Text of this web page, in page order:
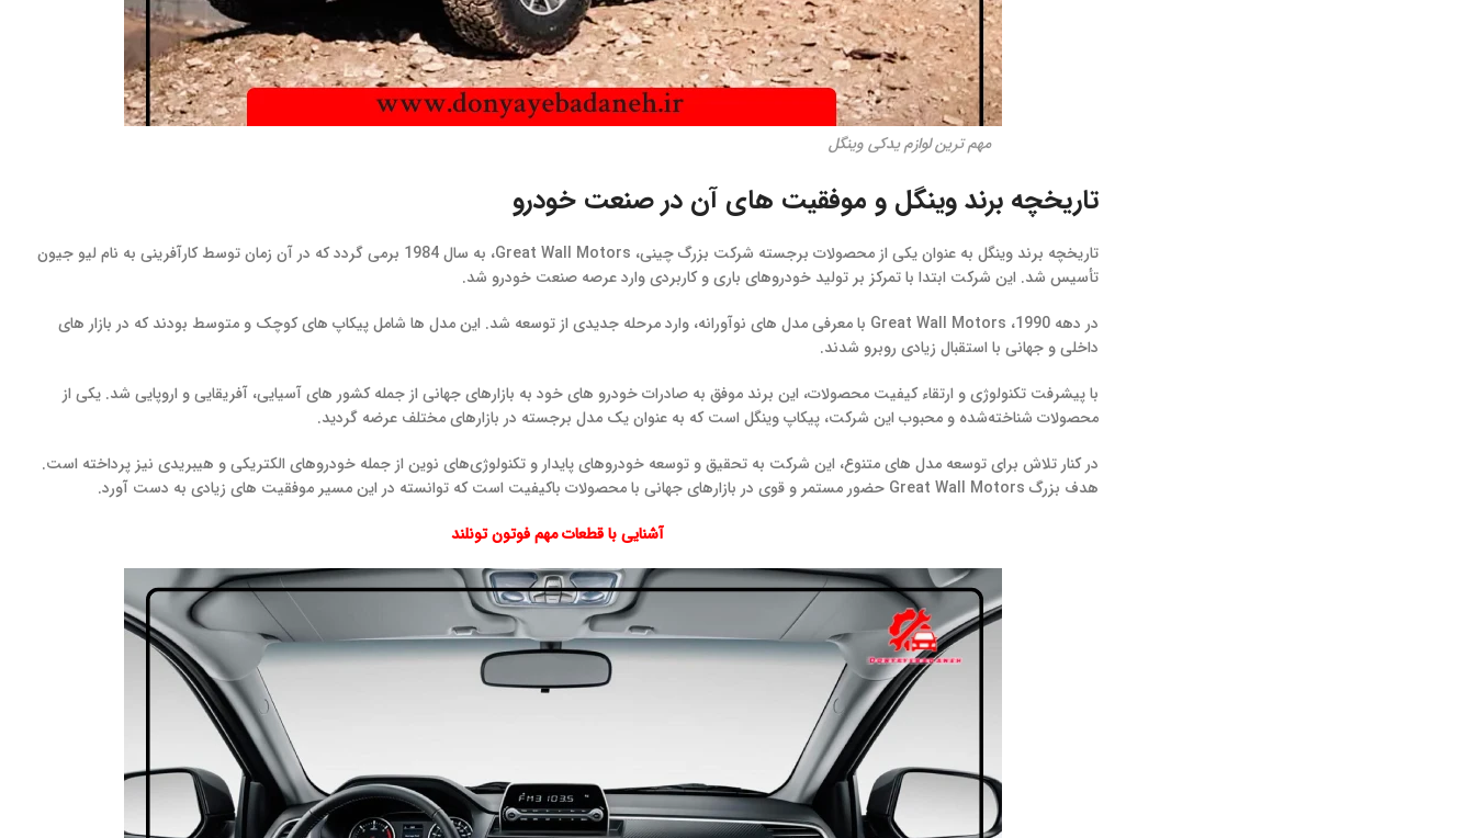
مهم ترین لوازم یدکی وینگل
تاریخچه برند وینگل و موفقیت‌ های آن در صنعت خودرو
تاریخچه برند وینگل به‌ عنوان یکی از محصولات برجسته شرکت بزرگ چینی، Great Wall Motors، به سال 1984 برمی‌ گردد که در آن زمان توسط کارآفرینی به نام لیو جیون
تأسیس شد. این شرکت ابتدا با تمرکز بر تولید خودروهای باری و کاربردی وارد عرصه صنعت خودرو شد.
در دهه 1990، Great Wall Motors با معرفی مدل‌ های نوآورانه، وارد مرحله جدیدی از توسعه شد. این مدل‌ ها شامل پیکاپ‌ های کوچک و متوسط بودند که در بازار های
داخلی و جهانی با استقبال زیادی روبرو شدند.
با پیشرفت تکنولوژی و ارتقاء کیفیت محصولات، این برند موفق به صادرات خودرو های خود به بازارهای جهانی از جمله کشور های آسیایی، آفریقایی و اروپایی شد. یکی از
محصولات شناخته‌شده و محبوب این شرکت، پیکاپ وینگل است که به عنوان یک مدل برجسته در بازارهای مختلف عرضه گردید.
در کنار تلاش برای توسعه مدل‌ های متنوع، این شرکت به تحقیق و توسعه خودروهای پایدار و تکنولوژی‌های نوین از جمله خودروهای الکتریکی و هیبریدی نیز پرداخته است.
هدف بزرگ Great Wall Motors حضور مستمر و قوی در بازارهای جهانی با محصولات باکیفیت است که توانسته در این مسیر موفقیت‌ های زیادی به دست آورد.
آشنایی با قطعات مهم فوتون تونلند